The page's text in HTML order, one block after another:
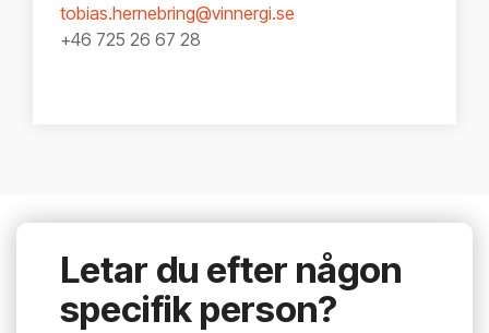
tobias.hernebring@vinnergi.se
+46 725 26 67 28
Letar du efter någon
specifik person?